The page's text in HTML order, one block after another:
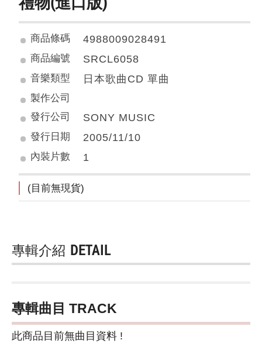
商品條碼 4988009028491
商品編號 SRCL6058
音樂類型 日本歌曲CD 單曲
製作公司
發行公司
SONY MUSIC
發行日期 2005/11/10
內裝片數 1
(目前無現貨)
專輯介紹 DETAIL
專輯曲目 TRACK
此商品目前無曲目資料 !